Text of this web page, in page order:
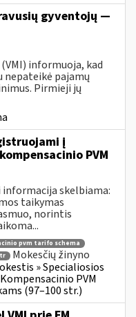
gyventojų —
informuoja, kad
nepateikė pajamų
Pirmieji jų
į
PVM
informacija skelbiama:
taikymas
norintis
pvm tarifo schema
Mokesčių žinyno
» Specialiosios
PVM
(97–100 str.)